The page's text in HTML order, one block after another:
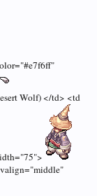
Wolf) </td> <td